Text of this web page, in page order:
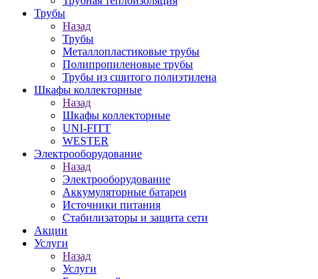
Трубы
Назад
Трубы
Металлопластиковые трубы
Полипропиленовые трубы
Трубы из сшитого полиэтилена
Шкафы коллекторные
Назад
Шкафы коллекторные
UNI-FITT
WESTER
Электрооборудование
Назад
Электрооборудование
Аккумуляторные батареи
Источники питания
Стабилизаторы и защита сети
Акции
Услуги
Назад
Услуги